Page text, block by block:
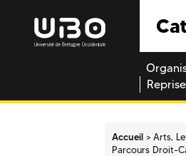
Accueil Arts,
Parcours Droit-­